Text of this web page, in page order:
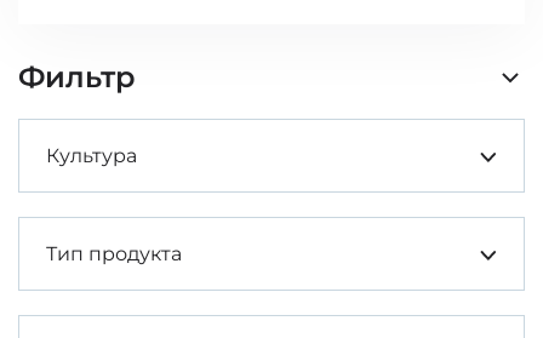
Фильтр
Культура
Тип продукта